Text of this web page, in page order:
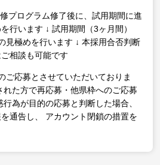
プログラム修了後に、試用期間に進
行います ↓ 試用期間（3ヶ月間）
見極めを行います ↓ 本採用合否判断
相談も可能です
ご応募とさせていただいておりま
れた方で再応募・他県枠へのご応募
行為が目的の応募と判断した場合、
通告し、
アカウント閉鎖の措置を